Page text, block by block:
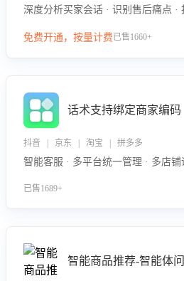
深度分析买家会话 · 识别售后痛点 ·
免费开通，按量计费已售1660+
话术支持绑定商家编码
抖音 | 京东 | 淘宝 | 拼多多
智能客服 · 多平台统一管理 · 多店铺
已售1689+
智能商品推荐-智能体